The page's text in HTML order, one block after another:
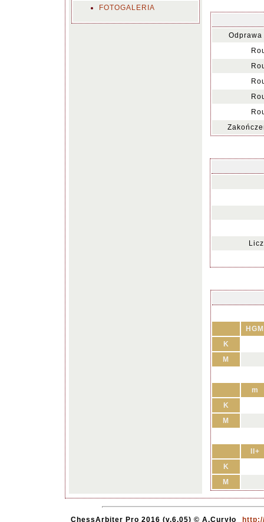
FOTOGALERIA
HGM
K
M
m
K
M
II+
K
M
ChessArbiter Pro 2016 (v.6.05) © A.Curyło